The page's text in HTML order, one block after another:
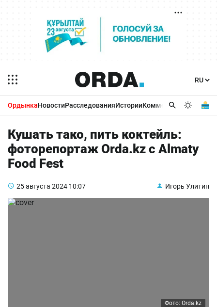
ОрдынкаНовостиРасследованияИсторииКомментарииБизнес
Кушать тако, пить коктейль:
фоторепортаж Orda.kz с Almaty
Food Fest
25 августа 2024 10:07 Игорь Улитин
Фото: Orda.kz